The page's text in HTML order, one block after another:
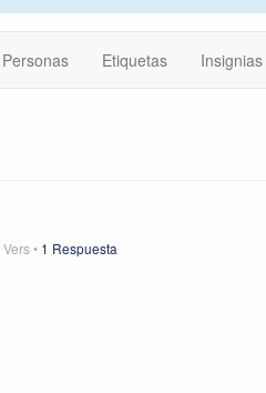
Personas Etiquetas Insignias
Vers• 1 Respuesta